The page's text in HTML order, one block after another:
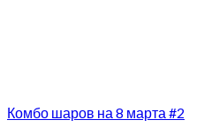
Комбо шаров на 8 марта #2